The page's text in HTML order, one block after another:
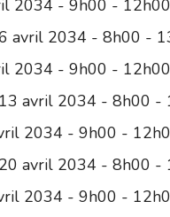
2034 - 9h00 - 12h00
avril 2034 - 8h00 -
2034 - 9h00 - 12h00
avril 2034 - 8h00 -
2034 - 9h00 -
avril 2034 - 8h00 -
2034 - 9h00 -